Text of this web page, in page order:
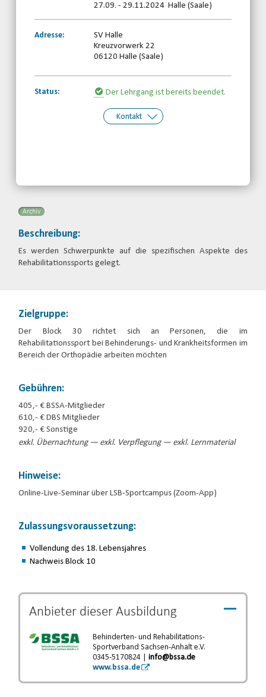
27.09. - 29.11.2024 Halle (Saale)
Adresse:
SV Halle
Kreuzvorwerk 22
06120 Halle (Saale)
Status: Der Lehrgang ist bereits beendet.
Kontakt
Archiv
Beschreibung:
Es werden Schwerpunkte auf die spezifischen Aspekte des
Rehabilitationssports gelegt.
Zielgruppe:
Der Block 30 richtet sich an Personen, die im
Rehabilitationssport bei Behinderungs- und Krankheitsformen im
Bereich der Orthopädie arbeiten möchten
Gebühren:
405,- € BSSA-Mitglieder
610,- € DBS Mitglieder
920,- € Sonstige
exkl. Übernachtung — exkl. Verpflegung — exkl. Lernmaterial
Hinweise:
Online-Live-Seminar über LSB-Sportcampus (Zoom-App)
Zulassungsvoraussetzung:
Vollendung des 18. Lebensjahres
Nachweis Block 10
Anbieter dieserAusbildung
Behinderten- und Rehabilitations-
Sportverband Sachsen-Anhalt e.V.
0345-5170824 | info@bssa.de
www.bssa.de